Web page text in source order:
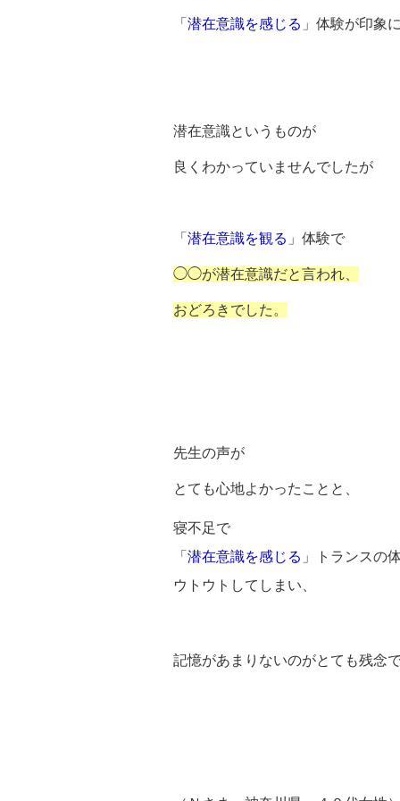
「 潜在意識を感じる 」体験が印象
潜在意識というものが
良くわかっていませんでしたが
「 潜在意識を観る 」体験で
◯◯が潜在意識だと言われ、
おどろきでした。
先生の声が
とても心地よかったことと、
寝不足で
「 潜在意識を感じる 」トランスの
ウトウトしてしまい、
記憶があまりないのがとても残念で